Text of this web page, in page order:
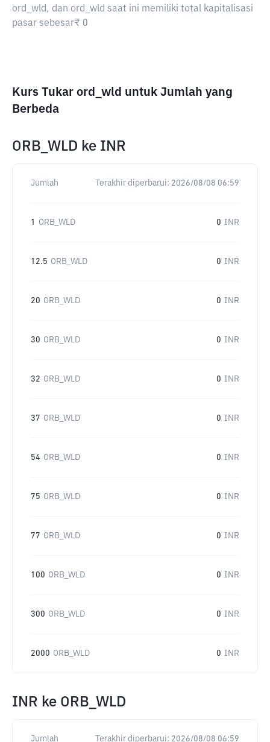
ord_wld, dan ord_wld saat ini memiliki total kapitalisasi
pasar sebesar₹ 0
Kurs Tukar ord_wld untuk Jumlah yang
Berbeda
ORB_WLD ke INR
Jumlah Terakhir diperbarui: 2026/08/08 06:59
1 ORB_WLD 0 INR
12.5 ORB_WLD 0 INR
20 ORB_WLD 0 INR
30 ORB_WLD 0 INR
32 ORB_WLD 0 INR
37 ORB_WLD 0 INR
54 ORB_WLD 0 INR
75 ORB_WLD 0 INR
77 ORB_WLD 0 INR
100 ORB_WLD 0 INR
300 ORB_WLD 0 INR
2000 ORB_WLD 0 INR
INR ke ORB_WLD
Jumlah Terakhir diperbarui: 2026/08/08 06:59